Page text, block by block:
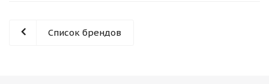
Список брендов